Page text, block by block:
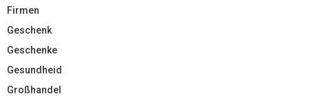
Firmen
Geschenk
Geschenke
Gesundheid
Großhandel